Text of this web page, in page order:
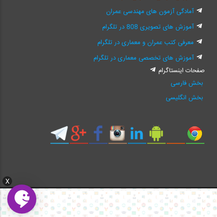
X
آمادگی آزمون های مهندسی عمران
آموزش های تصویری 808 در تلگرام
معرفی کتب عمران و معماری در تلگرام
آموزش های تخصصی معماری در تلگرام
صفحات اینستاگرام
بخش فارسی
بخش انگلیسی